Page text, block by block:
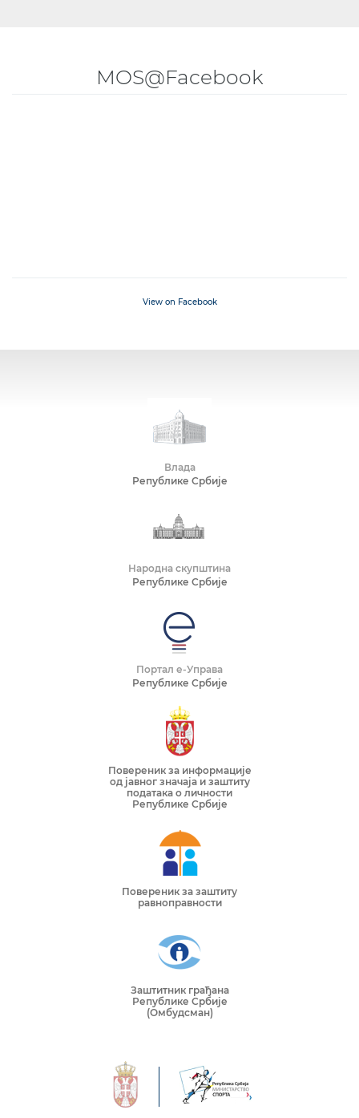
MOS@Facebook
View on Facebook
Влада
Републике Србије
Народна скупштина
Републике Србије
Портал е-Управа
Републике Србије
Повереник за информације
од јавног значаја и заштиту
података о личности
Републике Србије
Повереник за заштиту
равноправности
Заштитник грађана
Републике Србије
(Омбудсман)